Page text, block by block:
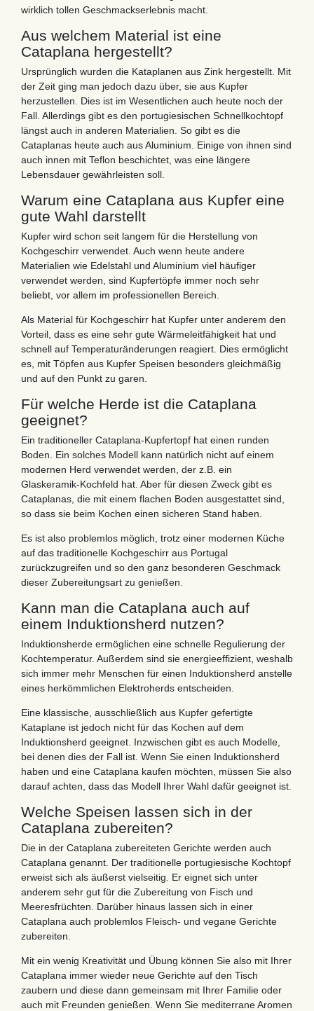
wirklich tollen Geschmackserlebnis macht.
Aus welchem Material ist eine
Cataplana hergestellt?
Ursprünglich wurden die Kataplanen aus Zink hergestellt. Mit
der Zeit ging man jedoch dazu über, sie aus Kupfer
herzustellen. Dies ist im Wesentlichen auch heute noch der
Fall. Allerdings gibt es den portugiesischen Schnellkochtopf
längst auch in anderen Materialien. So gibt es die
Cataplanas heute auch aus Aluminium. Einige von ihnen sind
auch innen mit Teflon beschichtet, was eine längere
Lebensdauer gewährleisten soll.
Warum eine Cataplana aus Kupfer eine
gute Wahl darstellt
Kupfer wird schon seit langem für die Herstellung von
Kochgeschirr verwendet. Auch wenn heute andere
Materialien wie Edelstahl und Aluminium viel häufiger
verwendet werden, sind Kupfertöpfe immer noch sehr
beliebt, vor allem im professionellen Bereich.
Als Material für Kochgeschirr hat Kupfer unter anderem den
Vorteil, dass es eine sehr gute Wärmeleitfähigkeit hat und
schnell auf Temperaturänderungen reagiert. Dies ermöglicht
es, mit Töpfen aus Kupfer Speisen besonders gleichmäßig
und auf den Punkt zu garen.
Für welche Herde ist die Cataplana
geeignet?
Ein traditioneller Cataplana-Kupfertopf hat einen runden
Boden. Ein solches Modell kann natürlich nicht auf einem
modernen Herd verwendet werden, der z.B. ein
Glaskeramik-Kochfeld hat. Aber für diesen Zweck gibt es
Cataplanas, die mit einem flachen Boden ausgestattet sind,
so dass sie beim Kochen einen sicheren Stand haben.
Es ist also problemlos möglich, trotz einer modernen Küche
auf das traditionelle Kochgeschirr aus Portugal
zurückzugreifen und so den ganz besonderen Geschmack
dieser Zubereitungsart zu genießen.
Kann man die Cataplana auch auf
einem Induktionsherd nutzen?
Induktionsherde ermöglichen eine schnelle Regulierung der
Kochtemperatur. Außerdem sind sie energieeffizient, weshalb
sich immer mehr Menschen für einen Induktionsherd anstelle
eines herkömmlichen Elektroherds entscheiden.
Eine klassische, ausschließlich aus Kupfer gefertigte
Kataplane ist jedoch nicht für das Kochen auf dem
Induktionsherd geeignet. Inzwischen gibt es auch Modelle,
bei denen dies der Fall ist. Wenn Sie einen Induktionsherd
haben und eine Cataplana kaufen möchten, müssen Sie also
darauf achten, dass das Modell Ihrer Wahl dafür geeignet ist.
Welche Speisen lassen sich in der
Cataplana zubereiten?
Die in der Cataplana zubereiteten Gerichte werden auch
Cataplana genannt. Der traditionelle portugiesische Kochtopf
erweist sich als äußerst vielseitig. Er eignet sich unter
anderem sehr gut für die Zubereitung von Fisch und
Meeresfrüchten. Darüber hinaus lassen sich in einer
Cataplana auch problemlos Fleisch- und vegane Gerichte
zubereiten.
Mit ein wenig Kreativität und Übung können Sie also mit Ihrer
Cataplana immer wieder neue Gerichte auf den Tisch
zaubern und diese dann gemeinsam mit Ihrer Familie oder
auch mit Freunden genießen. Wenn Sie mediterrane Aromen